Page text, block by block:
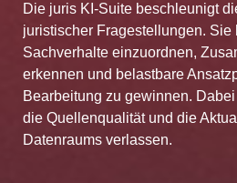
Die juris KI-Suite beschleunigt
juristischer Fragestellungen. Sie
Sachverhalte einzuordnen,
erkennen und belastbare
Bearbeitung zu gewinnen.
die Quellenqualität und die
Datenraums verlassen.